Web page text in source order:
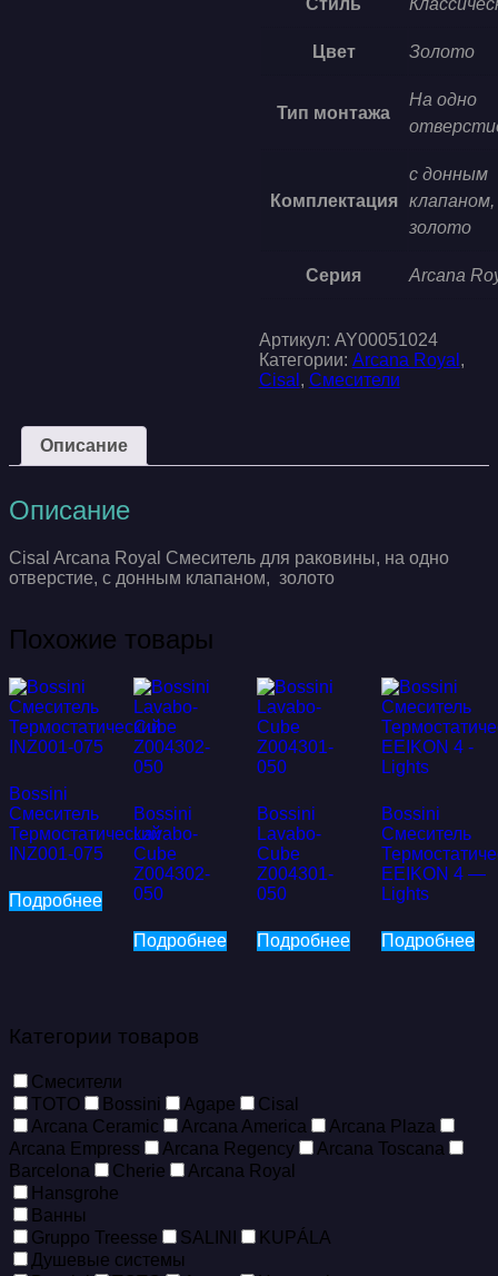
Стиль
Цвет Золото
Тип монтажа
На одно
Комплектация
с донным
клапаном,
золото
Серия Arcana
Артикул: AY00051024
Категории: Arcana Royal ,
Cisal , Смесители
Описание
Описание
Cisal Arcana Royal Смеситель для раковины, на одно
отверстие, с донным клапаном, золото
Похожие товары
Bossini
Смеситель
Термостатический
INZ001-075
Подробнее
Bossini
Lavabo-
Cube
Z004302-
050
Подробнее
Bossini
Lavabo-
Cube
Z004301-
050
Подробнее
Bossini
Смеситель
EEIKON 4 —
Lights
Подробнее
Категории товаров
Смесители
TOTO
Bossini Agape
Cisal
Arcana Ceramic
Arcana America
Arcana Plaza
Arcana Empress
Arcana Regency
Arcana Toscana
Barcelona
Cherie
Arcana Royal
Hansgrohe
Ванны
Gruppo Treesse
SALINI
KUPÁLA
Душевые системы